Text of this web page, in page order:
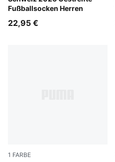
Fußballsocken Herren
22,95 €
1 FARBE